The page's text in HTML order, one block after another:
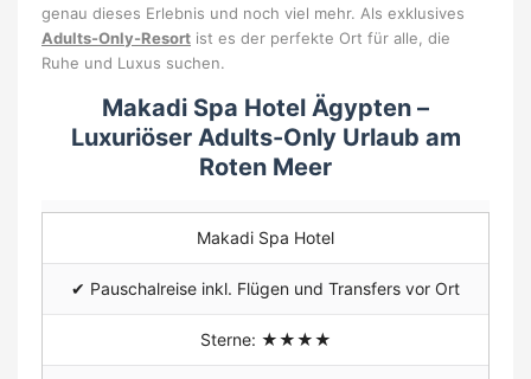
genau dieses Erlebnis und noch viel mehr. Als exklusives
Adults-Only-Resort ist es der perfekte Ort für alle, die
Ruhe und Luxus suchen.
Makadi Spa Hotel Ägypten –
Luxuriöser Adults-Only Urlaub am
Roten Meer
Makadi Spa Hotel
✔ Pauschalreise inkl. Flügen und Transfers vor Ort
Sterne: ★★★★